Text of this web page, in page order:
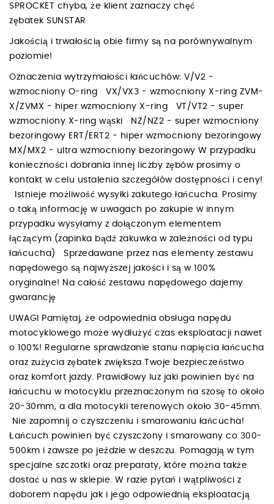
SPROCKET chyba, że klient zaznaczy chęć
zębatek SUNSTAR
Jakością i trwałością obie firmy są na porównywalnym
poziomie!
Oznaczenia wytrzymałości łańcuchów: V/V2 -
wzmocniony O-ring VX/VX3 - wzmocniony X-ring ZVM-
X/ZVMX - hiper wzmocniony X-ring VT/VT2 - super
wzmocniony X-ring wąski NZ/NZ2 - super wzmocniony
bezoringowy ERT/ERT2 - hiper wzmocniony bezoringowy
MX/MX2 - ultra wzmocniony bezoringowy W przypadku
konieczności dobrania innej liczby zębów prosimy o
kontakt w celu ustalenia szczegółów dostępności i ceny!
Istnieje możliwość wysyłki zakutego łańcucha. Prosimy
o taką informację w uwagach po zakupie w innym
przypadku wysyłamy z dołączonym elementem
łączącym (zapinka bądź zakuwka w zależności od typu
łańcucha) Sprzedawane przez nas elementy zestawu
napędowego są najwyższej jakości i są w 100%
oryginalne! Na całość zestawu napędowego dajemy
gwarancję
UWAGI Pamiętaj, że odpowiednia obsługa napędu
motocyklowego może wydłużyć czas eksploatacji nawet
o 100%! Regularne sprawdzanie stanu napięcia łańcucha
oraz zużycia zębatek zwiększa Twoje bezpieczeństwo
oraz komfort jazdy. Prawidłowy luz jaki powinien być na
łańcuchu w motocyklu przeznaczonym na szosę to około
20-30mm, a dla motocykli terenowych około 30-45mm.
Nie zapomnij o czyszczeniu i smarowaniu łańcucha!
Łańcuch powinien być czyszczony i smarowany co 300-
500km i zawsze po jeździe w deszczu. Pomagają w tym
specjalne szczotki oraz preparaty, które można także
dostać u nas w sklepie. W razie pytań i wątpliwości z
doborem napędu jak i jego odpowiednią eksploatacją